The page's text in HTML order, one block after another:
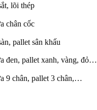
lõi thép
chân cốc
pallet sân khấu
đen, pallet xanh, vàng, đỏ…
9 chân, pallet 3 chân,…